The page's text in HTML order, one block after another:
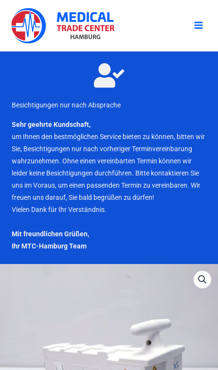
Inhalt
springen
Besichtigungen nur nach Absprache
Sehr geehrte Kundschaft,
um Ihnen den bestmöglichen Service bieten zu können, bitten wir
Sie, Besichtigungen nur nach vorheriger Terminvereinbarung
wahrzunehmen. Ohne einen vereinbarten Termin können wir
leider keine Besichtigungen durchführen. Bitte kontaktieren Sie
uns im Voraus, um einen passenden Termin zu vereinbaren. Wir
freuen uns darauf, Sie bald begrüßen zu dürfen!
Vielen Dank für Ihr Verständnis.
Mit freundlichen Grüßen,
Ihr MTC-Hamburg Team